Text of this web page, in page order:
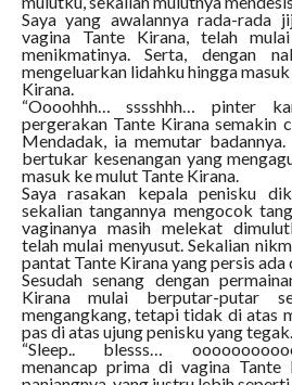
Saya yang awalannya rada-rada
vagina Tante Kirana, telah
menikmatinya. Serta, dengan
mengeluarkan lidahku hingga
Kirana.
“Oooohhh… sssshhh… pinter
pergerakan Tante Kirana semakin
Mendadak, ia memutar
bertukar kesenangan yang
masuk ke mulut Tante Kirana.
Saya rasakan kepala penisku
sekalian tangannya mengocok
vaginanya masih melekat
telah mulai menyusut. Sekalian
pantat Tante Kirana yang persis ada
Sesudah senang dengan
Kirana mulai berputar-putar
mengangkang, tetapi tidak di atas
pas di atas ujung penisku yang tegak.
“Sleep.. blesss…
menancap prima di vagina Tante